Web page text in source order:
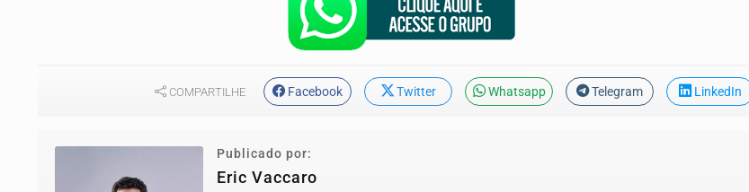
COMPARTILHE Facebook Twitter Whatsapp Telegram LinkedIn
Publicado por:
Eric Vaccaro